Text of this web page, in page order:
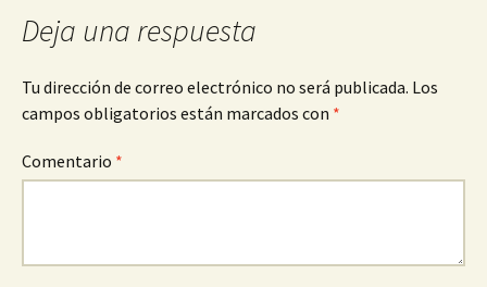
entradas
Deja una respuesta
Tu dirección de correo electrónico no será publicada. Los
campos obligatorios están marcados con *
Comentario *